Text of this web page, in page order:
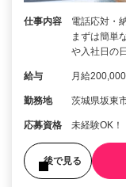
仕事内容
電話応対・
まずは簡単
や入社日の
給与 月給
勤務地 茨城県坂東
応募資格 未経験OK！
後で見る